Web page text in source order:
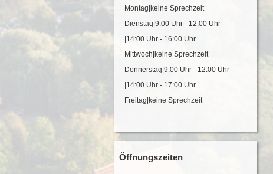
Montag|keine Sprechzeit
Dienstag|9:00 Uhr - 12:00 Uhr
|14:00 Uhr - 16:00 Uhr
Mittwoch|keine Sprechzeit
Donnerstag|9:00 Uhr - 12:00 Uhr
|14:00 Uhr - 17:00 Uhr
Freitag|keine Sprechzeit
Öffnungszeiten